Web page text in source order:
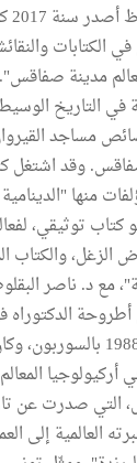
الكتابات
مدينة
التاريخ
مساجد
وقد اشتغل
منها
توثيقي،
الزغل،
مع د. ناصر
الدكتوراه
والحضارة الإسلامية سنة
التي صدرت عن
العالمية إلى